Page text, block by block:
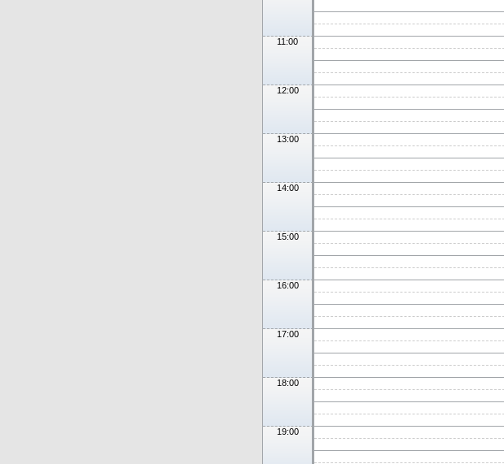
11:00
12:00
13:00
14:00
15:00
16:00
17:00
18:00
19:00